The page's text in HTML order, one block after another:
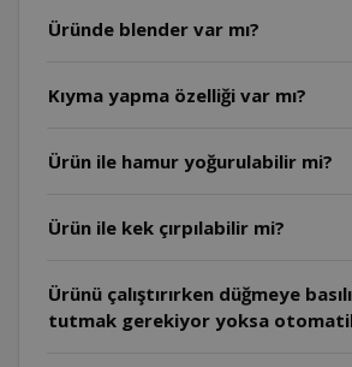
Üründe blender var mı?
Kıyma yapma özelliği var mı?
Ürün ile hamur yoğurulabilir mi?
Ürün ile kek çırpılabilir mi?
Ürünü çalıştırırken düğmeye
tutmak gerekiyor yoksa